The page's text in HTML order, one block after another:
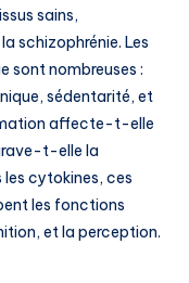
sains,
schizophrénie. Les
sont nombreuses :
sédentarité, et
affecte-t-elle
t-elle la
les cytokines, ces
les fonctions
et la perception.